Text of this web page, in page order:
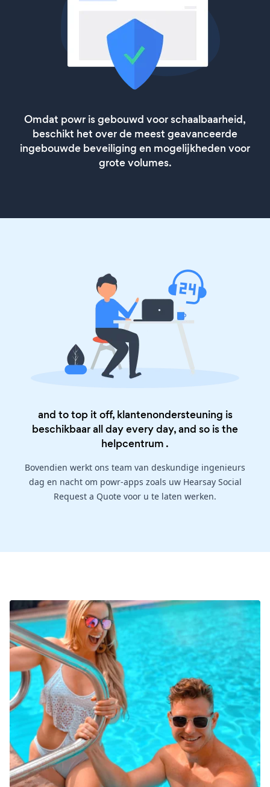
Omdat powr is gebouwd voor schaalbaarheid,
beschikt het over de meest geavanceerde
ingebouwde beveiliging en mogelijkheden voor
grote volumes.
and to top it off, klantenondersteuning is
beschikbaar all day every day, and so is the
helpcentrum .
Bovendien werkt ons team van deskundige ingenieurs
dag en nacht om powr-apps zoals uw Hearsay Social
Request a Quote voor u te laten werken.